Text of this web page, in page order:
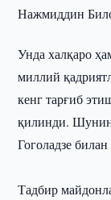
Нажмиддин
Унда халқаро
миллий
кенг тарғиб
қилинди.
Гоголадзе
Тадбир